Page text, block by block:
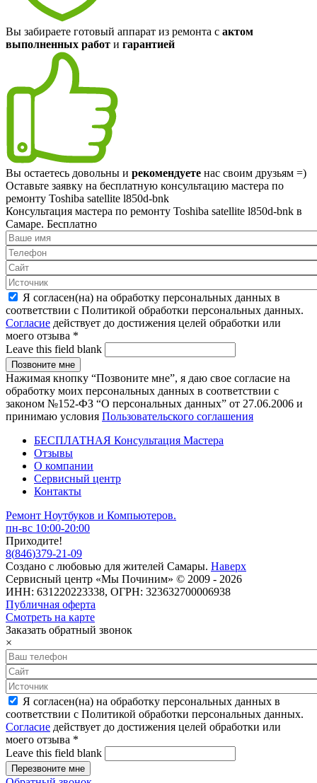
Вы забираете готовый аппарат из ремонта с актом
выполненных работ и гарантией
Вы остаетесь довольны и рекомендуете нас своим друзьям =)
Оставьте заявку на бесплатную консультацию мастера по
ремонту Toshiba satellite l850d-bnk
Консультация мастера по ремонту Toshiba satellite l850d-bnk в
Самаре. Бесплатно
Я согласен(на) на обработку персональных данных в
соответствии с Политикой обработки персональных данных.
Согласие действует до достижения целей обработки или
моего отзыва *
Leave this field blank
Нажимая кнопку “Позвоните мне”, я даю свое согласие на
обработку моих персональных данных в соответствии с
законом №152-ФЗ “О персональных данных” от 27.06.2006 и
принимаю условия Пользовательского соглашения
БЕСПЛАТНАЯ Консультация Мастера
Отзывы
О компании
Сервисный центр
Контакты
Ремонт Ноутбуков и Компьютеров.
пн-вс 10:00-20:00
Приходите!
8(846)379-21-09
Создано с любовью для жителей Самары. Наверх
Сервисный центр «Мы Починим» © 2009 - 2026
ИНН: 631220223338, ОГРН: 323632700006938
Публичная оферта
Смотреть на карте
Заказать обратный звонок
×
Я согласен(на) на обработку персональных данных в
соответствии с Политикой обработки персональных данных.
Согласие действует до достижения целей обработки или
моего отзыва *
Leave this field blank